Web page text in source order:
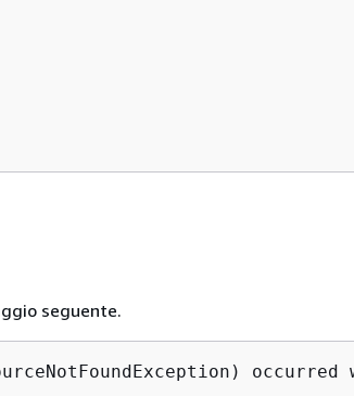
seguente.